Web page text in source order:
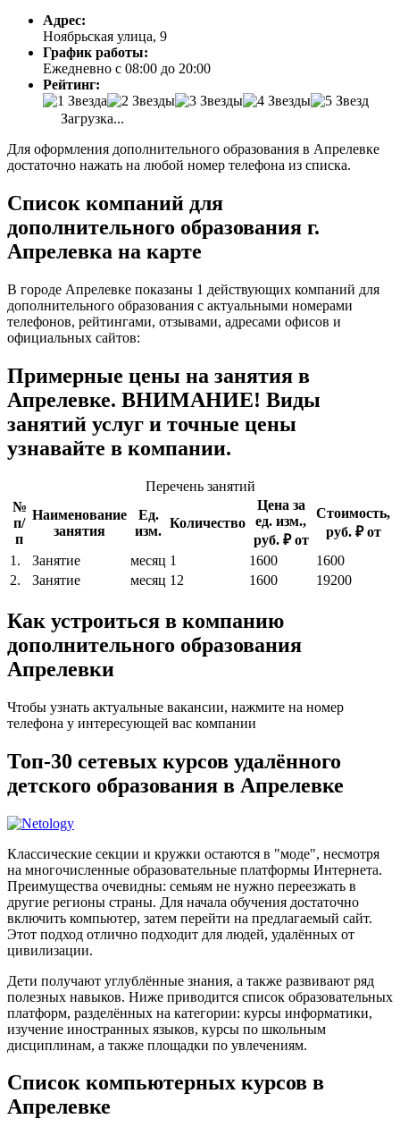
Адрес:
Ноябрьская улица, 9
График работы:
Ежедневно с 08:00 до 20:00
Рейтинг:
Загрузка...
Для оформления дополнительного образования в Апрелевке
достаточно нажать на любой номер телефона из списка.
Список компаний для
дополнительного образования г.
Апрелевка на карте
В городе Апрелевке показаны 1 действующих компаний для
дополнительного образования с актуальными номерами
телефонов, рейтингами, отзывами, адресами офисов и
официальных сайтов:
Примерные цены на занятия в
Апрелевке. ВНИМАНИЕ! Виды
занятий услуг и точные цены
узнавайте в компании.
Перечень занятий
№
п/
п
Наименование
занятия
Ед.
изм.
Количество
Цена за
ед. изм.,
руб. ₽ от
Стоимость,
руб. ₽ от
1.
Занятие месяц 1 1600
1600
2.
Занятие месяц 12 1600 19200
Как устроиться в компанию
дополнительного образования
Апрелевки
Чтобы узнать актуальные вакансии, нажмите на номер
телефона у интересующей вас компании
Топ-30 сетевых курсов удалённого
детского образования в Апрелевке
Классические секции и кружки остаются в "моде", несмотря
на многочисленные образовательные платформы Интернета.
Преимущества очевидны: семьям не нужно переезжать в
другие регионы страны. Для начала обучения достаточно
включить компьютер, затем перейти на предлагаемый сайт.
Этот подход отлично подходит для людей, удалённых от
цивилизации.
Дети получают углублённые знания, а также развивают ряд
полезных навыков. Ниже приводится список образовательных
платформ, разделённых на категории: курсы информатики,
изучение иностранных языков, курсы по школьным
дисциплинам, а также площадки по увлечениям.
Список компьютерных курсов в
Апрелевке